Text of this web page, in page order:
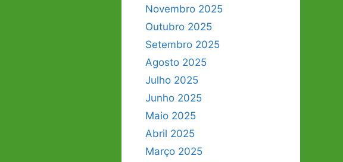
Novembro 2025
Outubro 2025
Setembro 2025
Agosto 2025
Julho 2025
Junho 2025
Maio 2025
Abril 2025
Março 2025